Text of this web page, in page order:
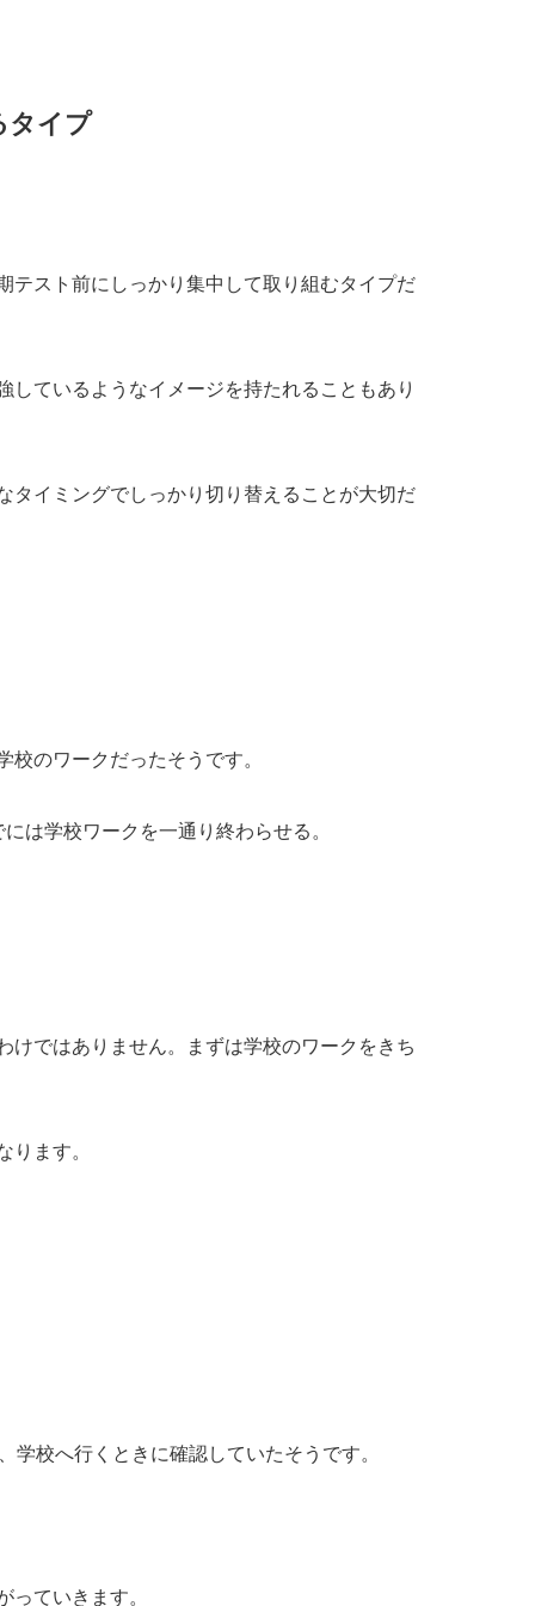
タイプ
テスト前にしっかり集中して取り組むタイプだ
しているようなイメージを持たれることもあり
タイミングでしっかり切り替えることが大切だ
のワークだったそうです。
は学校ワークを一通り終わらせる。
けではありません。まずは学校のワークをきち
ります。
校へ行くときに確認していたそうです。
っていきます。